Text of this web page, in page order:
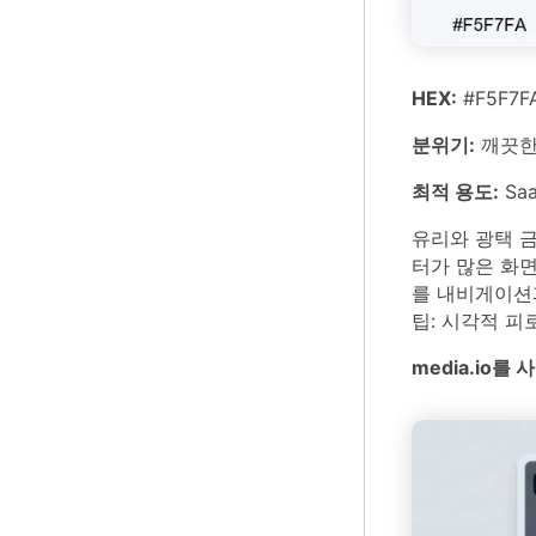
HEX:
분위기: 깨끗
최적 용도:
유리와 광택
터가 많은 화
를 내비게이
팁: 시각적 피
media.io를 사